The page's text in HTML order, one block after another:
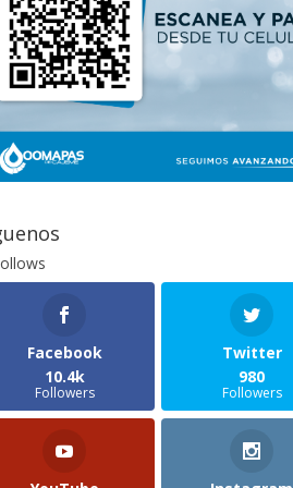
Facebook
10.4k
Followers
Twitter
980
Followers